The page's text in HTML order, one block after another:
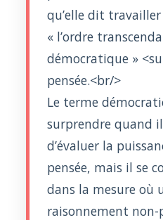
qu’elle dit
« l’ordre
démocratique »
pensée.<br/>
Le terme
surprendre quand
d’évaluer la
pensée, mais il se
dans la mesure où
raisonnement